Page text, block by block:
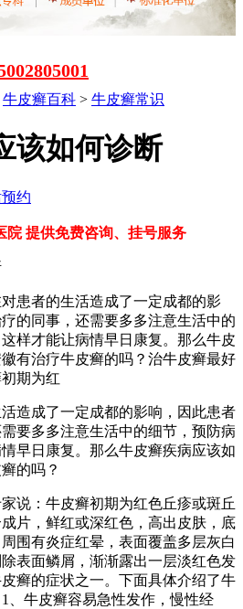
牛皮癣百科 > 牛皮癣常识
该如何诊断
约
院 提供免费咨询、挂号服务
患者的生活造成了一定成都的影
的同事，还需要多多注意生活中的
样才能让病情早日康复。那么牛皮
有治疗牛皮癣的吗？治牛皮癣最好
期为红
造成了一定成都的影响，因此患者
要多多注意生活中的细节，预防病
早日康复。那么牛皮癣疾病应该如
的吗？
说：牛皮癣初期为红色丘疹或斑丘
片，鲜红或深红色，高出皮肤，底
围有炎症红晕，表面覆盖多层灰白
表面鳞屑，渐渐露出一层淡红色发
癣的症状之一。下面具体介绍了牛
、牛皮癣容易急性发作，慢性经